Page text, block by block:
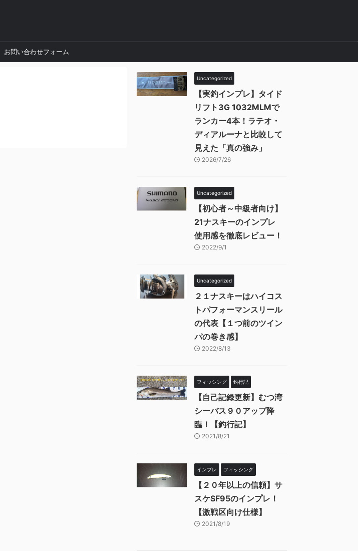
お問い合わせフォーム
Uncategorized
【実釣インプレ】タイド
リフト3G 1032MLMで
ランカー4本！ラテオ・
ディアルーナと比較して
見えた「真の強み」
2026/7/26
Uncategorized
【初心者～中級者向け】
21ナスキーのインプレ
使用感を徹底レビュー！
2022/9/1
Uncategorized
２１ナスキーはハイコス
トパフォーマンスリール
の代表【１つ前のツイン
パの巻き感】
2022/8/13
フィッシング 釣行記
【自己記録更新】むつ湾
シーバス９０アップ降
臨！【釣行記】
2021/8/21
インプレ フィッシング
【２０年以上の信頼】サ
スケSF95のインプレ！
【激戦区向け仕様】
2021/8/19